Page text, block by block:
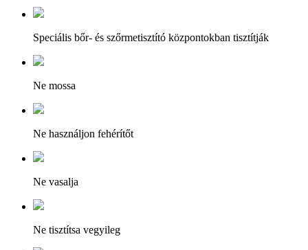
Speciális bőr- és szőrmetisztító központokban tisztítják
Ne mossa
Ne használjon fehérítőt
Ne vasalja
Ne tisztítsa vegyileg